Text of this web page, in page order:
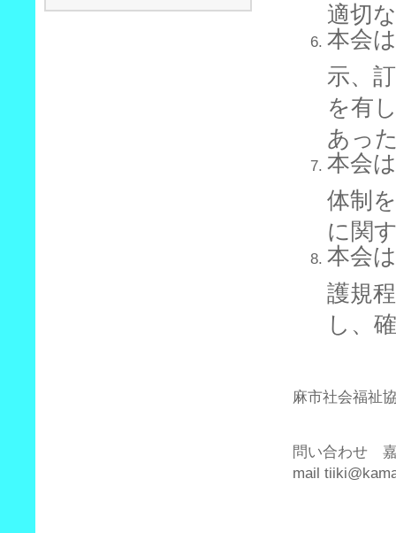
適切
本会
示、
を有
あっ
本会
体制
に関
本会
護規
し、
麻市社会福祉
問い合わせ
mail